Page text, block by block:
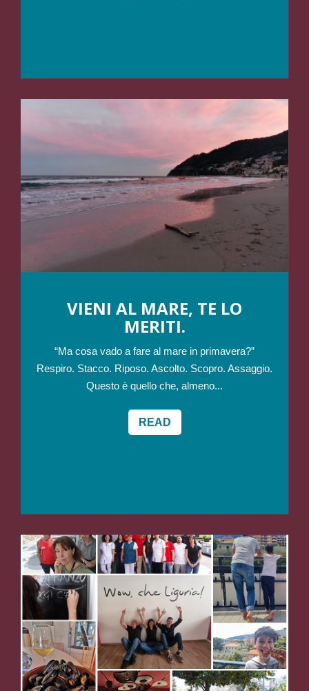
VIENI AL MARE, TE LO
MERITI.
“Ma cosa vado a fare al mare in primavera?”
Respiro. Stacco. Riposo. Ascolto. Scopro. Assaggio.
Questo è quello che, almeno...
READ